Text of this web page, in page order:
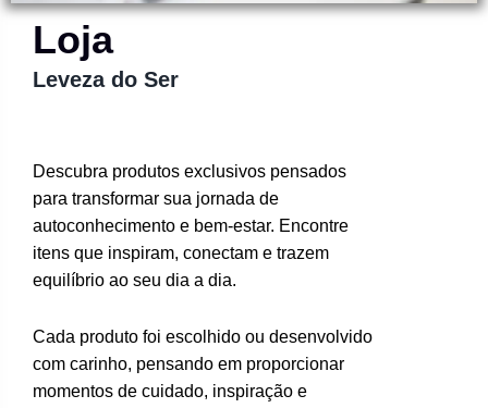
Loja
Leveza do Ser
Descubra produtos exclusivos pensados
para transformar sua jornada de
autoconhecimento e bem-estar. Encontre
itens que inspiram, conectam e trazem
equilíbrio ao seu dia a dia.
Cada produto foi escolhido ou desenvolvido
com carinho, pensando em proporcionar
momentos de cuidado, inspiração e